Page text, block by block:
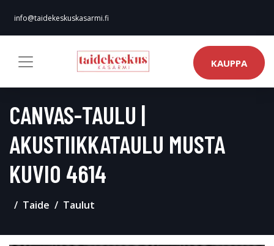
info@taidekeskuskasarmi.fi
KAUPPA
CANVAS-TAULU |
AKUSTIIKKATAULU MUSTA
KUVIO 4614
Taide Taulut